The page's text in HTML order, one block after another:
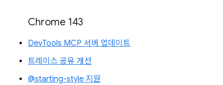
Chrome 143
DevTools MCP 서버 업데이트
트레이스 공유 개선
@starting-style 지원